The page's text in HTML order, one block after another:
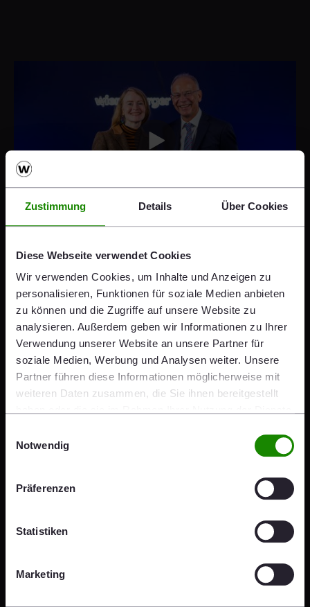
Zustimmung Details Über Cookies
Diese Webseite verwendet Cookies
Wir verwenden Cookies, um Inhalte und Anzeigen zu
personalisieren, Funktionen für soziale Medien anbieten
zu können und die Zugriffe auf unsere Website zu
analysieren. Außerdem geben wir Informationen zu Ihrer
Verwendung unserer Website an unsere Partner für
soziale Medien, Werbung und Analysen weiter. Unsere
Partner führen diese Informationen möglicherweise mit
weiteren Daten zusammen, die Sie ihnen bereitgestellt
Notwendig
Präferenzen
Statistiken
Marketing
© wienerberger
Download des Transkripts
Heimo Scheuch Podcast, Episode 32 -
Kreislaufwirtschaft, Julika Dittrich
PDF 79 KB
Unser Podcast ist auf allen gängigen